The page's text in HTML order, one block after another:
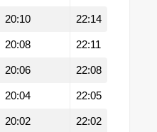
20:10 22:14
20:08 22:11
20:06 22:08
20:04 22:05
20:02 22:02